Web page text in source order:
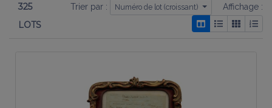
325
LOTS
Trier par : Numéro de lot (croissant) Affichage :